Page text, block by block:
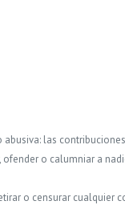
las
o calumniar a
o censurar cualquier